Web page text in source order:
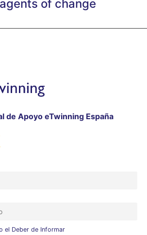
of change
de Apoyo eTwinning España
el Deber de Informar